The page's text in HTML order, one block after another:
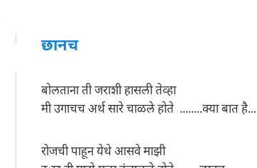
छानच
बोलताना ती जराशी हासली तेव्हा
मी उगाचच अर्थ सारे चाळले होते ........क्या बात है...
रोजची पाहून येथे आसवे माझी